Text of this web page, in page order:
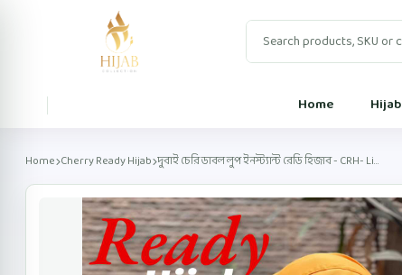
Home Hijab
Home Cherry Ready Hijab দুবাই চেরি ডাবল লুপ ইনস্ট্যান্ট রেডি হিজাব - CRH- Li...